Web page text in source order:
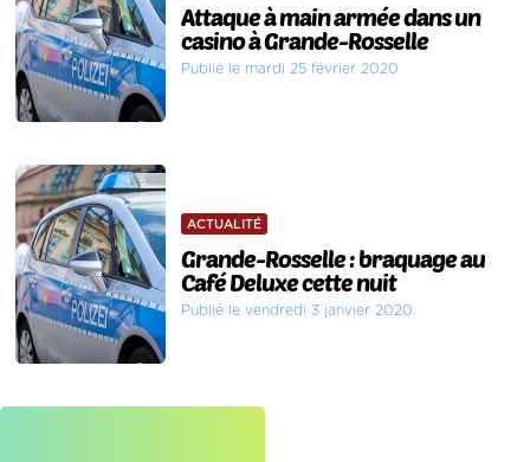
Attaque à main armée dans un
casino à Grande-Rosselle
Publié le mardi 25 février 2020
ACTUALITÉ
Grande-Rosselle : braquage au
Café Deluxe cette nuit
Publié le vendredi 3 janvier 2020